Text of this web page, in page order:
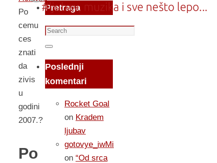
Po
cemu
ces
znati
da
zivis
u
godini
2007.?
Po
Pretraga
Search
for:
Search
Poslednji
komentari
Rocket Goal
on Kradem
ljubav
gotovye_iwMi
on “Od srca